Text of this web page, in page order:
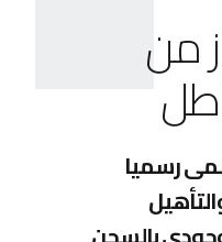
من
رسميا